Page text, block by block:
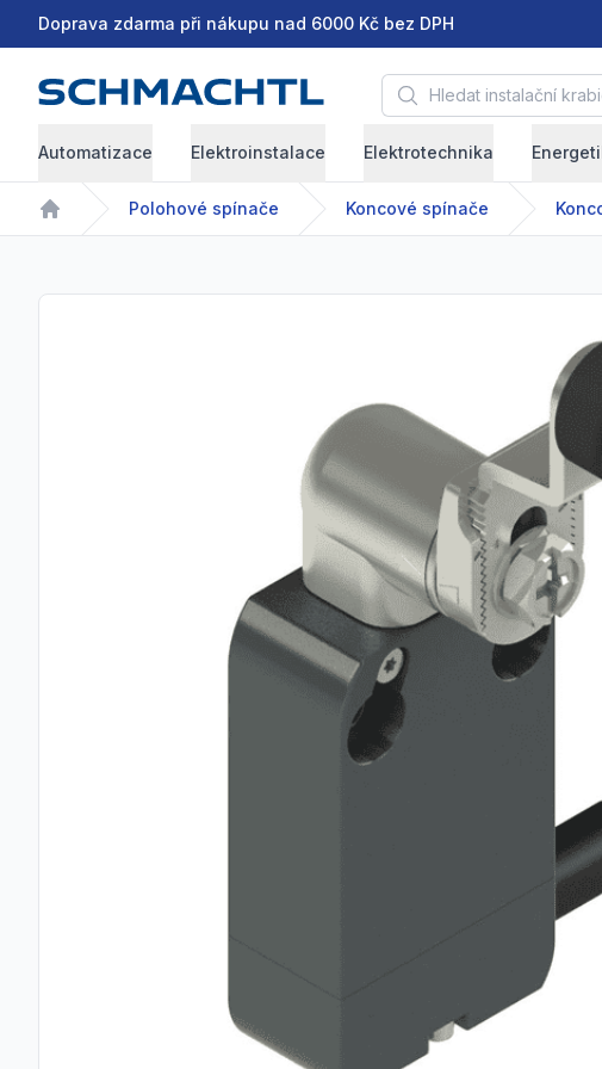
Doprava zdarma při nákupu nad 6000 Kč bez DPH
Hledat instalační
Automatizace Elektroinstalace Elektrotechnika
Home
Polohové spínače Koncové spínače